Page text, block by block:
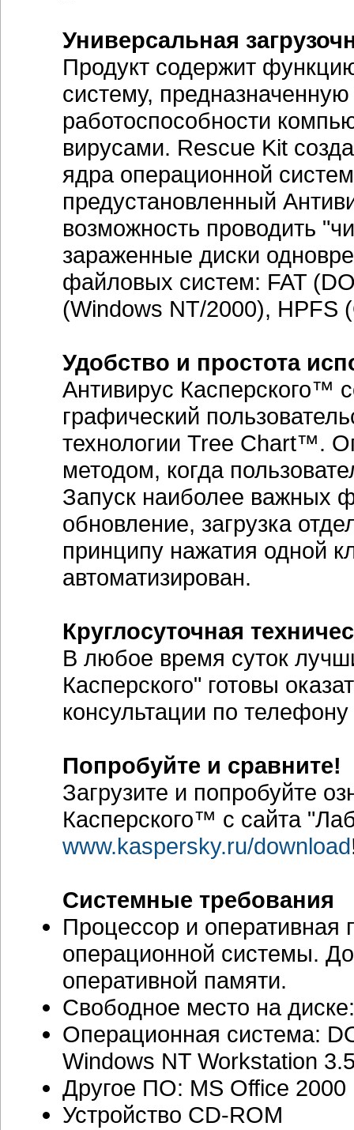
Универсальная
Продукт содержит
систему,
работоспособности
вирусами. Rescue Kit
ядра операционной
предустановленный
возможность проводить
зараженные диски
файловых систем: FAT
(Windows NT/2000), HPFS
Удобство и простота
Антивирус Касперского™
графический
технологии Tree Chart™.
методом, когда
Запуск наиболее важных
обновление, загрузка
принципу нажатия одной
автоматизирован.
Круглосуточная
В любое время суток
Касперского" готовы
консультации по
Попробуйте и сравните!
Загрузите и попробуйте
Касперского™ с сайта
www.kaspersky.ru/download
Системные требования
Процессор и оперативная
операционной системы.
оперативной памяти.
Свободное место на
Операционная система:
Windows NT Workstation
Другое ПО: MS Office 2000
Устройство CD-ROM